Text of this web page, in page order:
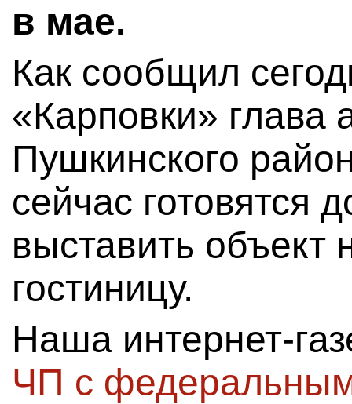
в мае.
Как сообщил
«Карповки» глава
Пушкинского
сейчас готовятся
выставить объект
гостиницу.
Наша интернет-
ЧП с